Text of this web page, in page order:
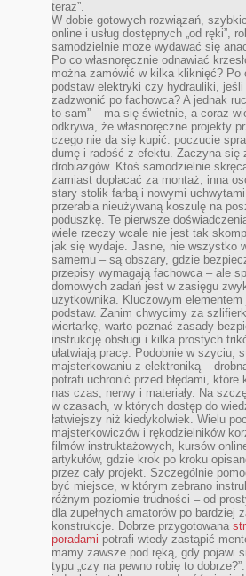
teraz”.
W dobie gotowych rozwiązań,
online i usług dostępnych „od ręki”,
samodzielnie może wydawać się
Po co własnoręcznie odnawiać
można zamówić w kilka kliknięć? Po
podstaw elektryki czy hydrauliki,
zadzwonić po fachowca? A jednak
to sam” – ma się świetnie, a coraz
odkrywa, że własnoręczne projekty
czego nie da się kupić: poczucie
dumę i radość z efektu. Zaczyna się
drobiazgów. Ktoś samodzielnie
zamiast dopłacać za montaż, inna
stary stolik farbą i nowymi
przerabia nieużywaną koszulę na
poduszkę. Te pierwsze
wiele rzeczy wcale nie jest tak
jak się wydaje. Jasne, nie wszystko
samemu – są obszary, gdzie
przepisy wymagają fachowca – ale
domowych zadań jest w zasięgu
użytkownika. Kluczowym elementem
podstaw. Zanim chwycimy za
wiertarkę, warto poznać zasady
instrukcję obsługi i kilka prostych
ułatwiają pracę. Podobnie w szyciu,
majsterkowaniu z elektroniką –
potrafi uchronić przed błędami, które
nas czas, nerwy i materiały. Na
w czasach, w których dostęp do
łatwiejszy niż kiedykolwiek. Wielu
majsterkowiczów i rękodzielników
filmów instruktażowych, kursów
artykułów, gdzie krok po kroku
przez cały projekt. Szczególnie
być miejsce, w którym zebrano
różnym poziomie trudności – od
dla zupełnych amatorów po bardziej
konstrukcje. Dobrze przygotowana
poradami potrafi wtedy zastąpić
mamy zawsze pod ręką, gdy pojawi
typu „czy na pewno robię to